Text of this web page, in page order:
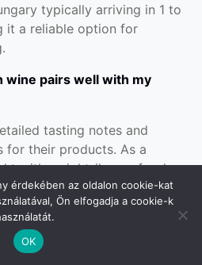
typically arriving in 1 to
it a reliable option for
wine pairs well with my
tasting notes and
for their products. As a
with weight (heavy food
the sauce or dominant
core protein.
érdekében az oldalon cookie-kat
Ön elfogadja a cookie-k
OK